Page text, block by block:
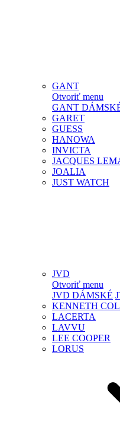
GANT
Otvoriť menu
GANT
GARET
GUESS
HANOWA
INVICTA
JACQUES
JOALIA
JUST WATCH
JVD
Otvoriť menu
JVD DÁMSKÉ
KENNETH
LACERTA
LAVVU
LEE COOPER
LORUS